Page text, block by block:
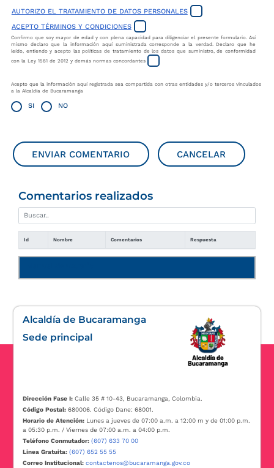
AUTORIZO EL TRATAMIENTO DE DATOS PERSONALES
ACEPTO TÉRMINOS Y CONDICIONES
Confirmo que soy mayor de edad y con plena capacidad para diligenciar el presente formulario. Así
mismo declaro que la información aquí suministrada corresponde a la verdad. Declaro que he
leído, entiendo y acepto las políticas de tratamiento de los datos que suministro, de conformidad
con la Ley 1581 de 2012 y demás normas concordantes
Acepto que la información aquí registrada sea compartida con otras entidades y/o terceros vinculados
a la Alcaldía de Bucaramanga
SI NO
ENVIAR COMENTARIO CANCELAR
Comentarios realizados
Id Nombre Comentarios Respuesta
Alcaldía de Bucaramanga
Sede principal
Dirección Fase I:Calle 35 # 10-43, Bucaramanga, Colombia.
Código Postal: 680006. Código Dane: 68001.
Horario de Atención: Lunes a jueves de 07:00 a.m. a 12:00 m y de 01:00 p.m.
a 05:30 p.m. / Viernes de 07:00 a.m. a 04:00 p.m.
Teléfono Conmutador: (607) 633 70 00
Linea Gratuita: (607) 652 55 55
Correo Institucional: contactenos@bucaramanga.gov.co